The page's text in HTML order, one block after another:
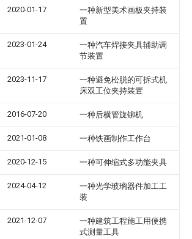
2020-01-17
一种新型美术画板夹持装
置
2023-01-24
一种汽车焊接夹具辅助调
节装置
2023-11-17
一种避免松脱的可拆式机
床双工位夹持装置
2016-07-20 一种后横管旋铆机
2021-01-08 一种铁画制作工作台
2020-12-15 一种可伸缩式多功能夹具
2024-04-12
一种光学玻璃器件加工工
装
2021-12-07
一种建筑工程施工用便携
式测量工具